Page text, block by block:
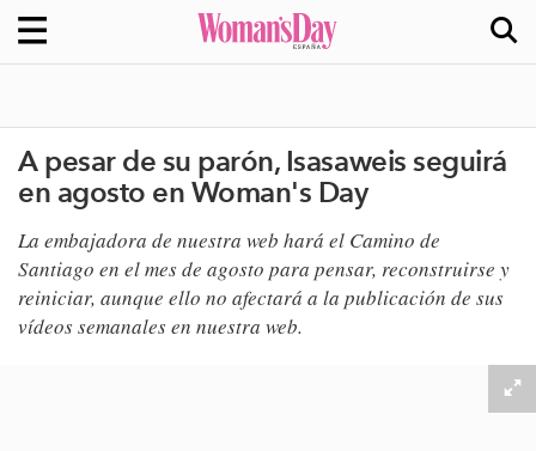
A pesar de su parón, Isasaweis seguirá
en agosto en Woman's Day
​La embajadora de nuestra web hará el Camino de
Santiago en el mes de agosto para pensar, reconstruirse y
reiniciar, aunque ello no afectará a la publicación de sus
vídeos semanales en nuestra web.